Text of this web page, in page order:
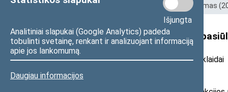
Išjungta
Analitiniai slapukai (Google Analytics) padeda
tobulinti svetainę, renkant ir analizuojant informaciją
apie jos lankomumą.
Daugiau informacijos
Pradžia>Ankstesnės kadencijos > XII Seimas
Seimo narys A. Kirkutis teikia
2019 m. liepos 24 d. pranešimas žiniasklaidai